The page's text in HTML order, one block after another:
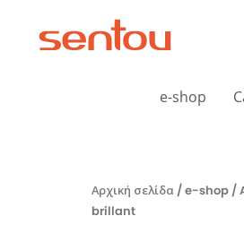
e-shop
Αρχική σελίδα /e-shop /
brillant